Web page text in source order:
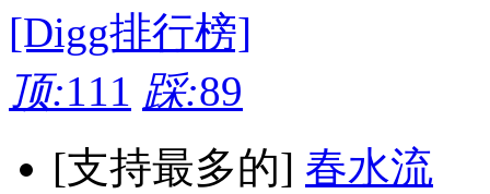
[Digg排行榜]
顶:111 踩:89
[支持最多的] 春水流